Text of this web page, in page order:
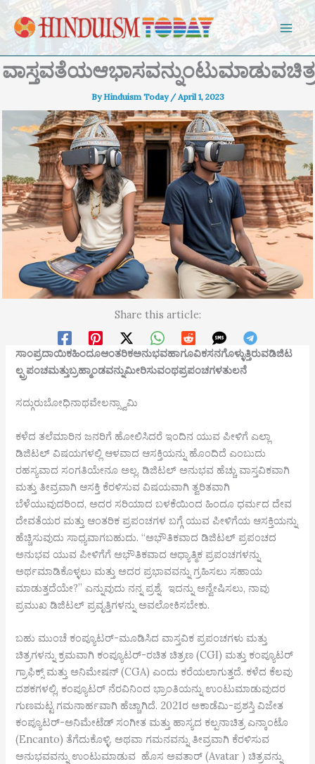
Skip to content
ByHinduism Today /April 1, 2023
Share this article:
ಸಾಂಪ್ರದಾಯಿಕಹಿಂದೂಆಂತರಿಕಅನುಭವಹಾಗೂವಿಕಸನಗೊಳ್ಳುತ್ತಿರುವಡಿಜಿಟ
ಲ್ಪ್ರಪಂಚಮತ್ತುಬ್ರಹ್ಮಾಂಡವನ್ನುಮೀರಿಸುವಂಥಪ್ರಪಂಚಗಳತುಲನೆ
ಸದ್ಗುರುಬೋಧಿನಾಥವೇಲನ್ಸ್ವಾಮಿ
ಕಳೆದ ತಲೆಮಾರಿನ ಜನರಿಗೆ ಹೋಲಿಸಿದರೆ ಇಂದಿನ ಯುವ ಪೀಳಿಗೆ ಎಲ್ಲಾ
ಡಿಜಿಟಲ್ ವಿಷಯಗಳಲ್ಲಿ ಆಳವಾದ ಆಸಕ್ತಿಯನ್ನು ಹೊಂದಿದೆ ಎಂಬುದು
ರಹಸ್ಯವಾದ ಸಂಗತಿಯೇನೂ ಅಲ್ಲ. ಡಿಜಿಟಲ್ ಅನುಭವ ಹೆಚ್ಚು ವಾಸ್ತವಿಕವಾಗಿ
ಮತ್ತು ತೀವ್ರವಾಗಿ ಆಸಕ್ತಿ ಕೆರಳಿಸುವ ವಿಷಯವಾಗಿ ತ್ವರಿತವಾಗಿ
ಬೆಳೆಯುವುದರಿಂದ, ಅದರ ಸರಿಯಾದ ಬಳಕೆಯಿಂದ ಹಿಂದೂ ಧರ್ಮದ ದೇವ
ದೇವತೆಯರ ಮತ್ತು ಆಂತರಿಕ ಪ್ರಪಂಚಗಳ ಬಗ್ಗೆ ಯುವ ಪೀಳಿಗೆಯ ಆಸಕ್ತಿಯನ್ನು
ಹೆಚ್ಚಿಸುವುದು ಸಾಧ್ಯವಾಗಬಹುದು. “ಅಭೌತಿಕವಾದ ಡಿಜಿಟಲ್ ಪ್ರಪಂಚದ
ಅನುಭವ ಯುವ ಪೀಳಿಗೆಗೆ ಅಭೌತಿಕವಾದ ಆಧ್ಯಾತ್ಮಿಕ ಪ್ರಪಂಚಗಳನ್ನು
ಅರ್ಥಮಾಡಿಕೊಳ್ಳಲು ಮತ್ತು ಅದರ ಪ್ರಭಾವವನ್ನು ಗ್ರಹಿಸಲು ಸಹಾಯ
ಮಾಡುತ್ತದೆಯೇ?” ಎನ್ನುವುದು ನನ್ನ ಪ್ರಶ್ನೆ. ಇದನ್ನು ಅನ್ವೇಷಿಸಲು, ನಾವು
ಪ್ರಮುಖ ಡಿಜಿಟಲ್ ಪ್ರವೃತ್ತಿಗಳನ್ನು ಅವಲೋಕಿಸಬೇಕು.
ಬಹು ಮುಂಚೆ ಕಂಪ್ಯೂಟರ್-ಮೂಡಿಸಿದ ವಾಸ್ತವಿಕ ಪ್ರಪಂಚಗಳು ಮತ್ತು
ಚಿತ್ರಗಳನ್ನು ಕ್ರಮವಾಗಿ ಕಂಪ್ಯೂಟರ್-ರಚಿತ ಚಿತ್ರಣ (CGI) ಮತ್ತು ಕಂಪ್ಯೂಟರ್
ಗ್ರಾಫಿಕ್ಸ್ ಮತ್ತು ಅನಿಮೇಷನ್ (CGA) ಎಂದು ಕರೆಯಲಾಗುತ್ತದೆ. ಕಳೆದ ಕೆಲವು
ದಶಕಗಳಲ್ಲಿ, ಕಂಪ್ಯೂಟರ್ ನೆರವಿನಿಂದ ಭ್ರಾಂತಿಯನ್ನು ಉಂಟುಮಾಡುವುದರ
ಗುಣಮಟ್ಟ ಗಮನಾರ್ಹವಾಗಿ ಹೆಚ್ಚಾಗಿದೆ. 2021ರ ಅಕಾಡೆಮಿ-ಪ್ರಶಸ್ತಿ ವಿಜೇತ
ಕಂಪ್ಯೂಟರ್-ಅನಿಮೇಟೆಡ್ ಸಂಗೀತ ಮತ್ತು ಹಾಸ್ಯದ ಕಲ್ಪನಾಚಿತ್ರ ಎನ್ಕಾಂಟೊ
(Encanto) ತೆಗೆದುಕೊಳ್ಳಿ. ಅಥವಾ ಗಮನವನ್ನು ತೀವ್ರವಾಗಿ ಕೆರಳಿಸುವ
ಅನುಭವವನ್ನು ಉಂಟುಮಾಡುವ ಹೊಸ ಅವತಾರ್ (Avatar ) ಚಿತ್ರವನ್ನು